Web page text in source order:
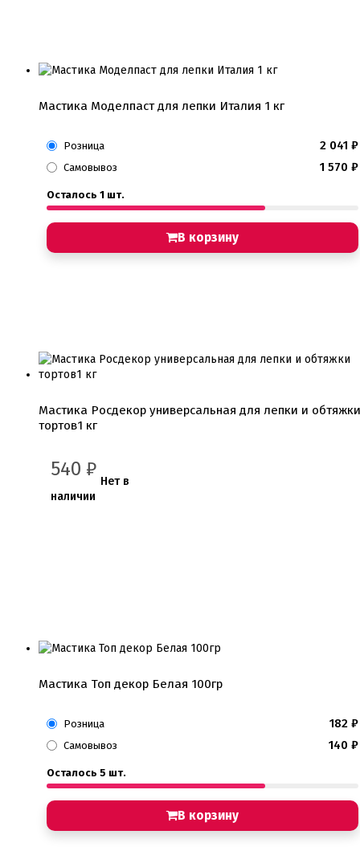
Мастика Моделпаст для лепки Италия 1 кг
Розница 2 041 ₽
Самовывоз 1 570 ₽
Осталось 1 шт.
В корзину
Мастика Росдекор универсальная для лепки и обтяжки
тортов1 кг
540 ₽
Нет в
наличии
Мастика Топ декор Белая 100гр
Розница 182 ₽
Самовывоз 140 ₽
Осталось 5 шт.
В корзину